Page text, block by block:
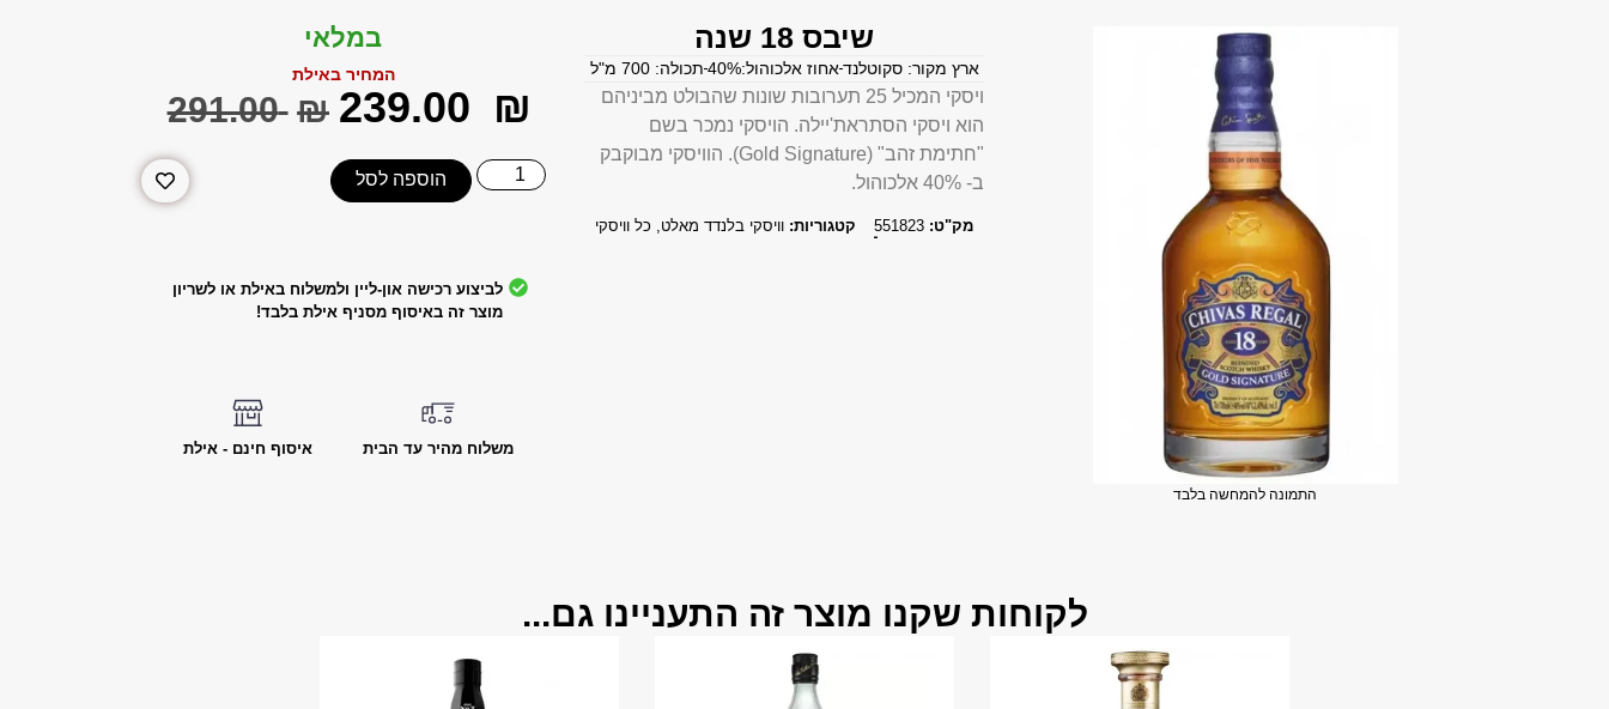
התמונה להמחשה בלבד
שיבס 18 שנה
ארץ מקור: סקוטלנדאחוז אלכוהול:40% תכולה: 700 מ"ל
ויסקי המכיל 25 תערובות שונות שהבולט מביניהם
הוא ויסקי הסתראת'יילה. הויסקי נמכר בשם
"חתימת זהב" (Gold Signature). הוויסקי מבוקבק
ב- 40% אלכוהול.
מק"ט: 551823 קטגוריות: וויסקי בלנדד מאלט, כל וויסקי
במלאי
המחיר באילת
‎291.00 ₪ ‎239.00 ₪
הוספה לסל
לביצוע רכישה און-ליין ולמשלוח באילת או לשריון
מוצר זה באיסוף מסניף אילת בלבד!
משלוח מהיר עד הבית איסוף חינם - אילת
לקוחות שקנו מוצר זה התעניינו גם...